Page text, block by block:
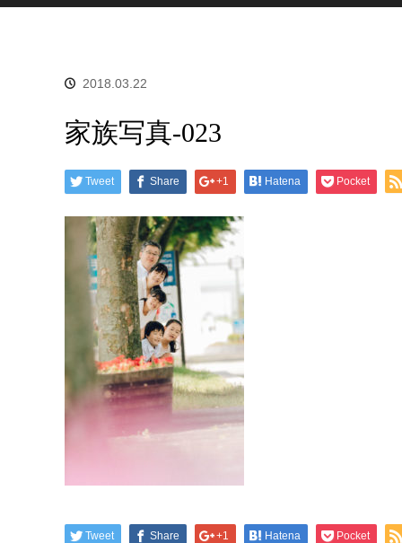
2018.03.22
家族写真-023
Tweet Share +1 Hatena Pocket
Tweet Share +1 Hatena Pocket